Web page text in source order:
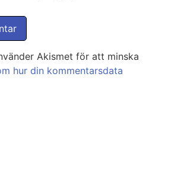
Akismet för att minska
hur din kommentarsdata